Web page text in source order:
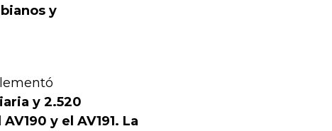
y
y 2.520
y el AV191. La